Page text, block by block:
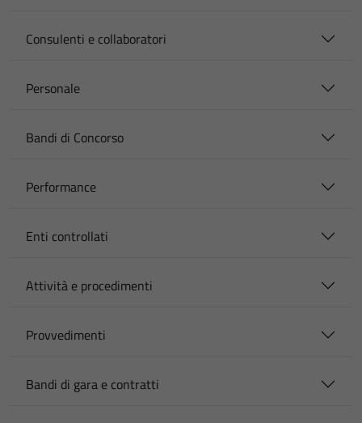
Consulenti e collaboratori
Personale
Bandi di Concorso
Performance
Enti controllati
Attività e procedimenti
Provvedimenti
Bandi di gara e contratti